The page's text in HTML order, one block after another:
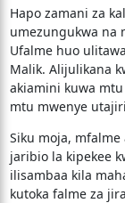
Hapo zamani za
umezungukwa na
Ufalme huo
Malik. Alijulikana
akiamini kuwa
mtu mwenye
Siku moja,
jaribio la kipekee
ilisambaa kila
kutoka falme za